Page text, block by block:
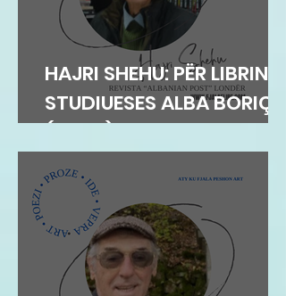
HAJRI SHEHU: PËR LIBRIN E
STUDIUESES ALBA BORIÇI
(GEGA)